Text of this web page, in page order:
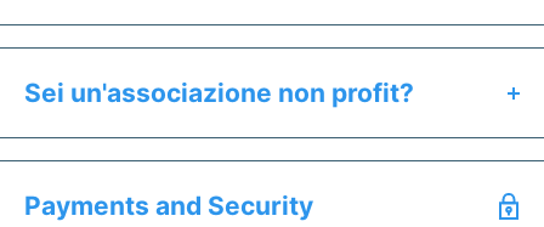
Clicca il pulsante "Preventivo & Anteprima" per:
Calcolare il prezzo esatto del prodotto
Salvare un preventivo
Acquistare campioni senza stampa
Sei un'associazione non profit?
Se sei un'associazione non profit hai diritto a prezzi
Terzo Settore.
Payments and Security